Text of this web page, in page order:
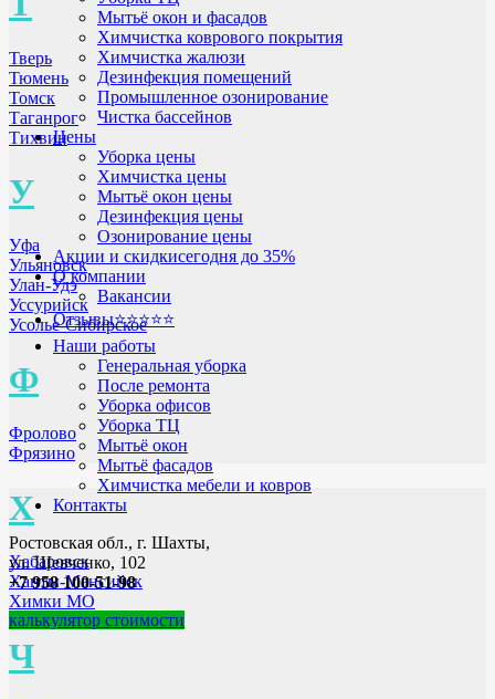
Тверь
Тюмень
Томск
Таганрог
Тихвин
У
Уфа
Ульяновск
Улан-Удэ
Уссурийск
Усолье-Сибирское
Ф
Фролово
Фрязино
Х
Хабаровск
Ханты-Мансийск
Химки МО
Ч
Мытьё окон и фасадов
Химчистка коврового покрытия
Химчистка жалюзи
Дезинфекция помещений
Промышленное озонирование
Чистка бассейнов
Цены
Уборка цены
Химчистка цены
Мытьё окон цены
Дезинфекция цены
Озонирование цены
Акции и скидкисегодня до 35%
О компании
Вакансии
Отзывы⭐⭐⭐⭐⭐
Наши работы
Генеральная уборка
После ремонта
Уборка офисов
Уборка ТЦ
Мытьё окон
Мытьё фасадов
Химчистка мебели и ковров
Контакты
Ростовская обл., г. Шахты,
ул. Шевченко, 102
+7 958 100-51-98
калькулятор стоимости